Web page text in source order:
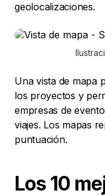
geolocalizaciones.
Una vista de mapa
los proyectos y
empresas de
viajes. Los mapas
puntuación.
Los 10